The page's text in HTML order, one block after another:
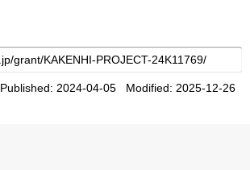
Published: 2024-04-05 Modified: 2025-12-26